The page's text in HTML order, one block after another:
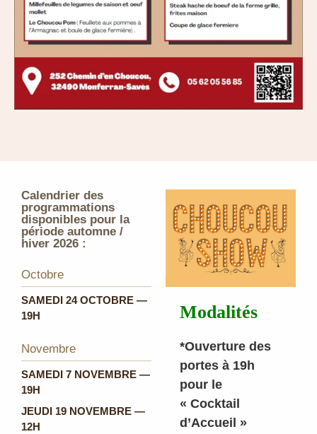
Calendrier des
programmations
disponibles pour la
période automne /
hiver 2026 :
Octobre
SAMEDI 24 OCTOBRE —
19H
Novembre
SAMEDI 7 NOVEMBRE —
19H
JEUDI 19 NOVEMBRE —
12H
Modalités
*Ouverture des
portes à 19h
pour le
« Cocktail
d’Accueil »